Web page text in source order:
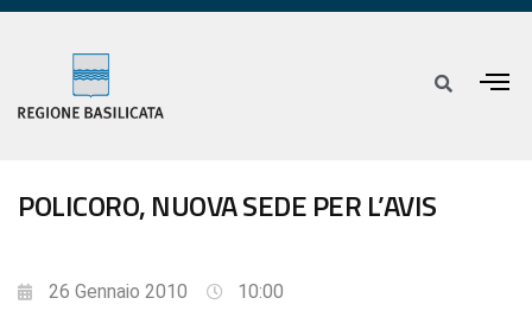
POLICORO, NUOVA SEDE PER L’AVIS
26 Gennaio 2010 10:00